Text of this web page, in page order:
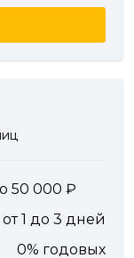
50 000
от 1 до 3 дней
0% годовых